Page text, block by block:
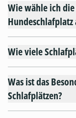
Wie wähle ich
Hundeschlafplatz
Wie viele
Was ist das
Schlafplätzen?